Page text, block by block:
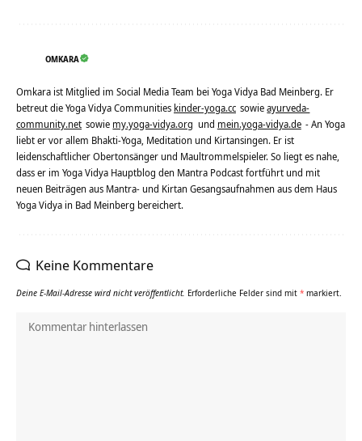
OMKARA
Omkara ist Mitglied im Social Media Team bei Yoga Vidya Bad Meinberg. Er
betreut die Yoga Vidya Communities kinder-yoga.cc sowieayurveda-
community.net sowie my.yoga-vidya.org und mein.yoga-vidya.de - An Yoga
liebt er vor allem Bhakti-Yoga, Meditation und Kirtansingen. Er ist
leidenschaftlicher Obertonsänger und Maultrommelspieler. So liegt es nahe,
dass er im Yoga Vidya Hauptblog den Mantra Podcast fortführt und mit
neuen Beiträgen aus Mantra- und Kirtan Gesangsaufnahmen aus dem Haus
Yoga Vidya in Bad Meinberg bereichert.
Keine Kommentare
Deine E-Mail-Adresse wird nicht veröffentlicht. Erforderliche Felder sind mit * markiert.